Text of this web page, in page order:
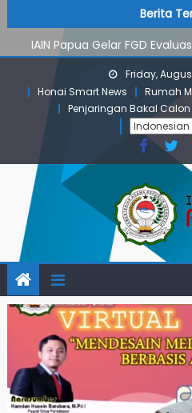
to
content
Berita
IAIN Papua Gelar FGD
KKN IAIN Papua: Kelompok
KKN UGM dan Uncen
Para Mahasiswa PGMI IAIN
Terindeks Google Scholar
Pembekalan KKN: Bangun
Masyarakat
PMB Jalur Mandiri: Peserta
Maluku
Friday,
Honai Smart News
Rumah
Penjaringan Bakal Calon